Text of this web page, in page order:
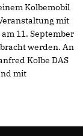
Kolbemobil
mit
11. September
werden. An
Kolbe DAS
mit